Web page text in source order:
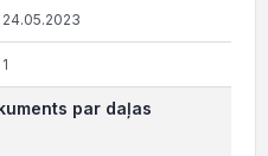
24.05.2023
1
par daļas